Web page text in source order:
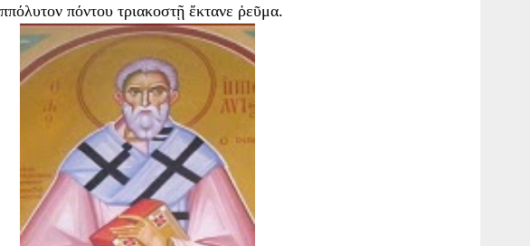
πόντου τριακοστῇ ἔκτανε ῥεῦμα.